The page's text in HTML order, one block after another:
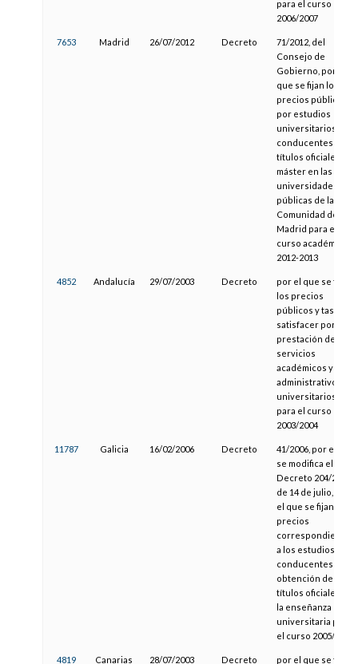
para el curso
2006/2007
7653 Madrid 26/07/2012 Decreto
71/2012, del
Consejo de
Gobierno, por el
que se fijan los
precios públicos
por estudios
universitarios
conducentes a
títulos oficiales de
máster en las
universidades
públicas de la
Comunidad de
Madrid para el
curso académico
2012-2013
4852 Andalucía 29/07/2003 Decreto
por el que se fijan
los precios
públicos y tasas a
satisfacer por la
prestación de
servicios
académicos y
administrativos
universitarios
para el curso
2003/2004
11787 Galicia 16/02/2006 Decreto
41/2006, por el que
se modifica el
Decreto 204/2005,
de 14 de julio, por
el que se fijan los
precios
correspondientes
a los estudios
conducentes a la
obtención de
títulos oficiales en
la enseñanza
universitaria para
el curso 2005/2006
4819 Canarias 28/07/2003 Decreto por el que se fijan